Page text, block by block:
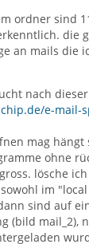
ordner sind
die
an mails die
nach
e-mail-
mag hängt
ohne
lösche
im
sind auf
(bild mail_2),